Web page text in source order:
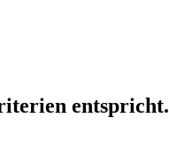
entspricht.